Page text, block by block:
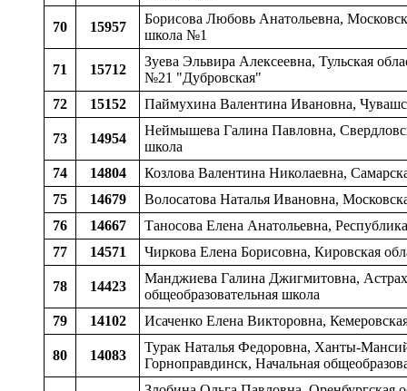
70 15957
Борисова Любовь Анатольевна,
школа №1
71 15712
Зуева Эльвира Алексеевна, Тульская
№21 "Дубровская"
72
15152 Паймухина Валентина Ивановна,
73 14954
Неймышева Галина Павловна,
школа
74
14804
Козлова Валентина Николаевна,
75
14679
Волосатова Наталья Ивановна,
76
14667
Таносова Елена Анатольевна,
77
14571 Чиркова Елена Борисовна, Кировская
78 14423
Манджиева Галина Джигмитовна,
общеобразовательная школа
79
14102 Исаченко Елена Викторовна,
80 14083
Турак Наталья Федоровна, Ханты-
Горноправдинск, Начальная